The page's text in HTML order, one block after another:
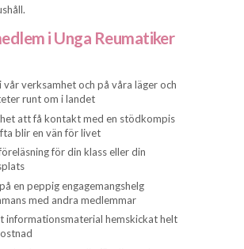
i Unga Reumatiker
vår verksamhet och på våra läger och
runt om i landet
att få kontakt med en stödkompis
blir en vän för livet
för din klass eller din
en peppig engagemangshelg
med andra medlemmar
informationsmaterial hemskickat helt